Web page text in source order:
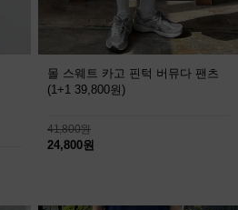
몰 스웨트 카고 핀턱 버뮤다 팬츠
(1+1 39,800원)
41,800원
24,800원